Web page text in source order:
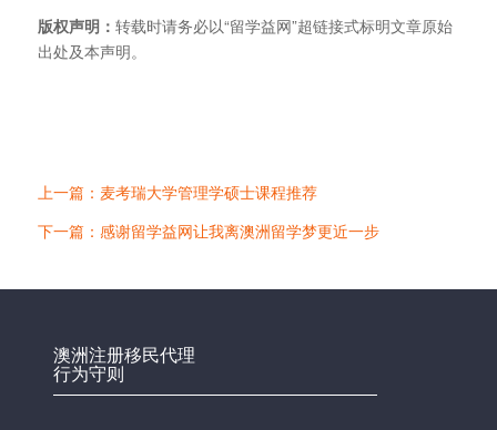
版权声明： 转载时请务必以“留学益网”超链接式标明文章原始
出处及本声明。
上一篇：麦考瑞大学管理学硕士课程推荐
下一篇：感谢留学益网让我离澳洲留学梦更近一步
澳洲注册移民代理
行为守则